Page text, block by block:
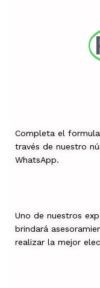
Completa el
través de nuestro
WhatsApp.
Uno de nuestros
brindará
realizar la mejor